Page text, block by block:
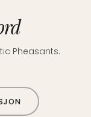
Pheasants.